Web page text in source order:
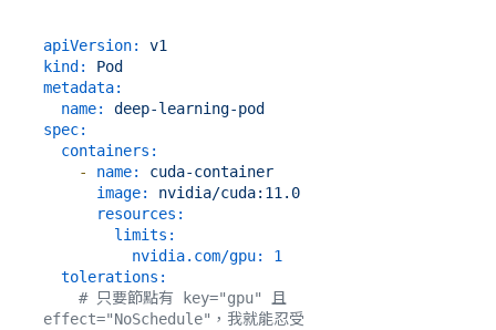
apiVersion:
v1
kind:
Pod
metadata:
name:
deep-learning-pod
spec:
containers:
-
name:
cuda-container
image:
nvidia/cuda:11.0
resources:
limits:
nvidia.com/gpu:
1
tolerations:
# 只要節點有 key="gpu" 且
effect="NoSchedule"，我就能忍受